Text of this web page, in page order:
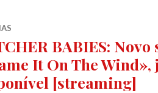
BABIES: Novo
It On The Wind»,
[streaming]